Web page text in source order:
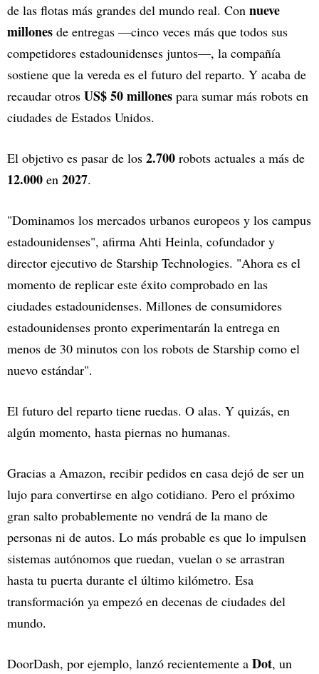
de las flotas más grandes del mundo real. Con nueve
millones de entregas —cinco veces más que todos sus
competidores estadounidenses juntos—, la compañía
sostiene que la vereda es el futuro del reparto. Y acaba de
recaudar otros US$ 50 millones para sumar más robots en
ciudades de Estados Unidos.
El objetivo es pasar de los 2.700 robots actuales a más de
12.000 en 2027.
"Dominamos los mercados urbanos europeos y los campus
estadounidenses", afirma Ahti Heinla, cofundador y
director ejecutivo de Starship Technologies. "Ahora es el
momento de replicar este éxito comprobado en las
ciudades estadounidenses. Millones de consumidores
estadounidenses pronto experimentarán la entrega en
menos de 30 minutos con los robots de Starship como el
nuevo estándar".
El futuro del reparto tiene ruedas. O alas. Y quizás, en
algún momento, hasta piernas no humanas.
Gracias a Amazon, recibir pedidos en casa dejó de ser un
lujo para convertirse en algo cotidiano. Pero el próximo
gran salto probablemente no vendrá de la mano de
personas ni de autos. Lo más probable es que lo impulsen
sistemas autónomos que ruedan, vuelan o se arrastran
hasta tu puerta durante el último kilómetro. Esa
transformación ya empezó en decenas de ciudades del
mundo.
DoorDash, por ejemplo, lanzó recientemente a Dot, un